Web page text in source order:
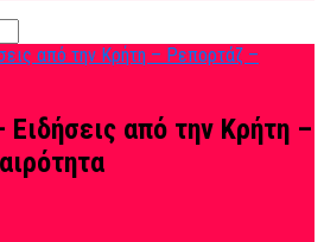
Ειδήσεις από την Κρήτη –